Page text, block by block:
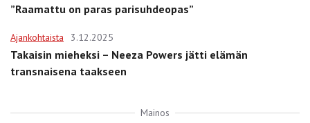
”Raamattu on paras parisuhdeopas”
Ajankohtaista 3.12.2025
Takaisin mieheksi – Neeza Powers jätti elämän
transnaisena taakseen
Mainos